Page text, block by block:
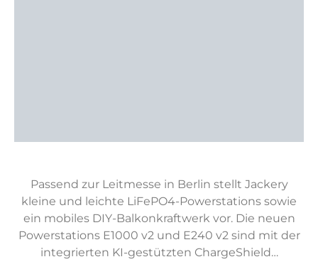
Passend zur Leitmesse in Berlin stellt Jackery
kleine und leichte LiFePO4-Powerstations sowie
ein mobiles DIY-Balkonkraftwerk vor. Die neuen
Powerstations E1000 v2 und E240 v2 sind mit der
integrierten KI-gestützten ChargeShield…